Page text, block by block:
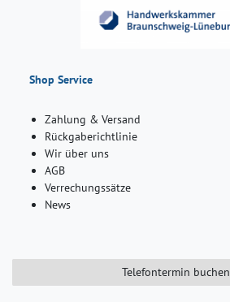
Shop Service
Zahlung & Versand
Rückgaberichtlinie
Wir über uns
AGB
Verrechungssätze
News
Telefontermin buchen